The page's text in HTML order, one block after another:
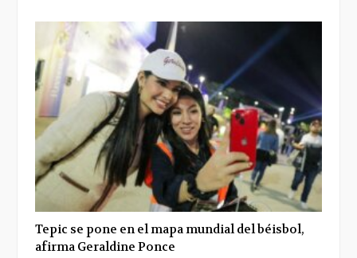
Tepic se pone en el mapa mundial del béisbol,
afirma Geraldine Ponce